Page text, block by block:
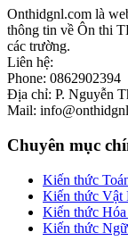
Onthidgnl.com là
thông tin về Ôn thi
các trường.
Liên hệ:
Phone: 0862902394
Địa chỉ: P. Nguyễn
Mail:
Chuyên mục
Kiến thức
Kiến thức Vật
Kiến thức
Kiến thức